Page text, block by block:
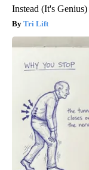
Instead (It's Genius)
Tri Lift